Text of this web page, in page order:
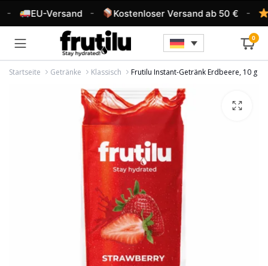
EU-Versand - Kostenloser Versand ab 50 €
0
Startseite Getränke Klassisch Frutilu Instant-Getränk Erdbeere, 10 g